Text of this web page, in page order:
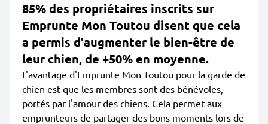
85% des propriétaires inscrits sur
Emprunte Mon Toutou disent que cela
a permis d'augmenter le bien-être de
leur chien, de +50% en moyenne.
L'avantage d'Emprunte Mon Toutou pour la garde de
chien est que les membres sont des bénévoles,
portés par l'amour des chiens. Cela permet aux
emprunteurs de partager des bons moments lors de